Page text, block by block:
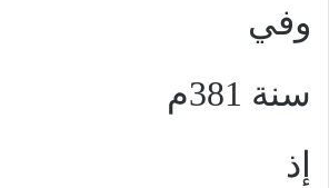
وفي
سنة 381م
إذ